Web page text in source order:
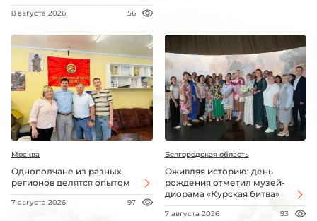
8 августа 2026 56
Москва
Однополчане из разных
регионов делятся опытом
7 августа 2026 97
Белгородская область
Оживляя историю: день
рождения отметил музей-
диорама «Курская битва»
7 августа 2026 93